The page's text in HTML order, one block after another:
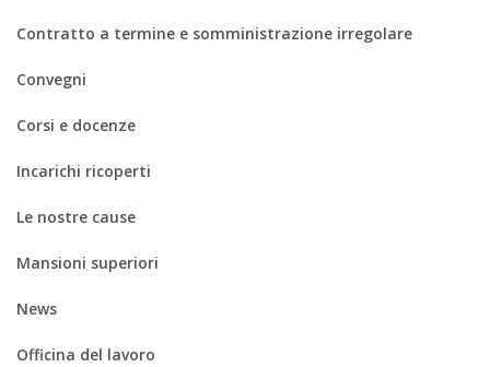
Contratto a termine e somministrazione irregolare
Convegni
Corsi e docenze
Incarichi ricoperti
Le nostre cause
Mansioni superiori
News
Officina del lavoro